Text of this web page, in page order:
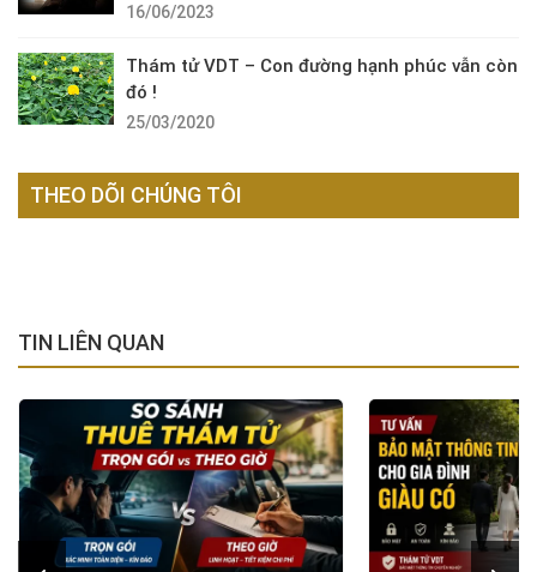
16/06/2023
Thám tử VDT – Con đường hạnh phúc vẫn còn
đó !
25/03/2020
THEO DÕI CHÚNG TÔI
TIN LIÊN QUAN